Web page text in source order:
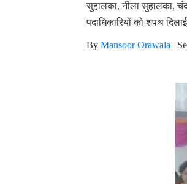
सुहालका, नीला सुहालका,
पदाधिकारियों को शपथ
By Mansoor Orawala |